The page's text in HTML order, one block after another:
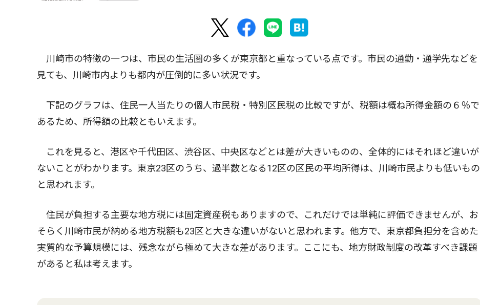
川崎市の特徴の一つは、市民の生活圏の多くが東京都と重なっている点です。市民の通勤・通学先などを
見ても、川崎市内よりも都内が圧倒的に多い状況です。
下記のグラフは、住民一人当たりの個人市民税・特別区民税の比較ですが、税額は概ね所得金額の６％で
あるため、所得額の比較ともいえます。
これを見ると、港区や千代田区、渋谷区、中央区などとは差が大きいものの、全体的にはそれほど違いが
ないことがわかります。東京23区のうち、過半数となる12区の区民の平均所得は、川崎市民よりも低いもの
と思われます。
住民が負担する主要な地方税には固定資産税もありますので、これだけでは単純に評価できませんが、お
そらく川崎市民が納める地方税額も23区と大きな違いがないと思われます。他方で、東京都負担分を含めた
実質的な予算規模には、残念ながら極めて大きな差があります。ここにも、地方財政制度の改革すべき課題
があると私は考えます。